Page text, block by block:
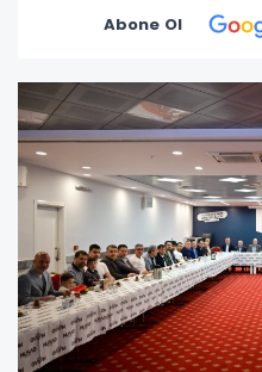
Abone Ol